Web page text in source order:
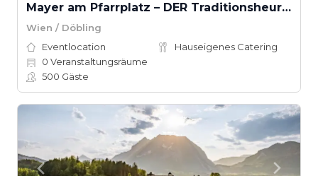
Mayer am Pfarrplatz – DER Traditionsheurige
Wien / Döbling
Eventlocation
Hauseigenes Catering
0 Veranstaltungsräume
500 Gäste